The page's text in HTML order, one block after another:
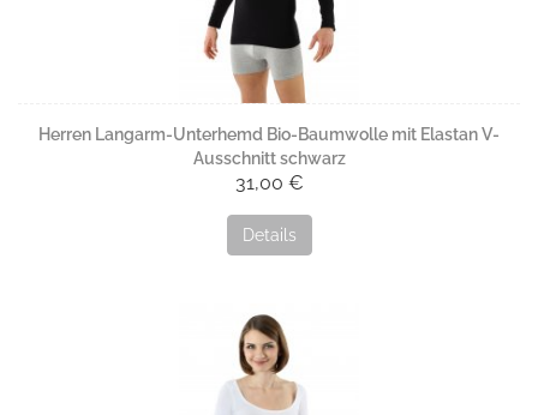
Herren Langarm-Unterhemd Bio-Baumwolle mit Elastan V-
Ausschnitt schwarz
31,00 €
Details